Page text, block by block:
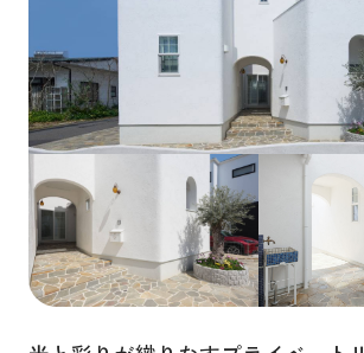
平屋 2階建て
ガレージハウス
二世帯住宅
間取りから探す
1LDK 2LDK 3LDK